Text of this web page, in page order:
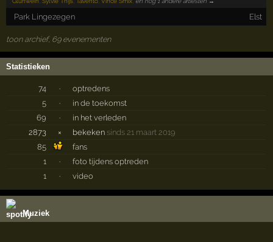
Park Lingezegen Elst
toon archief, 69 evenementen
Statistieken
74 ·
optredens
5
·
in de toekomst
69
·
in het verleden
2873
× bekeken sinds 21 maart 2019
85
fans
1
·
foto tijdens optreden
1
· video
Muziek